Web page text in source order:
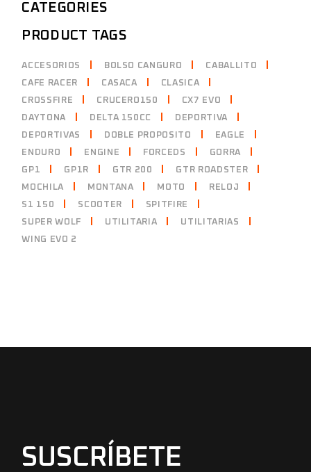
CATEGORIES
PRODUCT TAGS
ACCESORIOS BOLSO CANGURO
CABALLITO
CAFE RACER
CASACA
CLASICA
CROSSFIRE
CRUCERO150
CX7 EVO
DAYTONA
DELTA 150CC
DEPORTIVA
DEPORTIVAS
DOBLE PROPOSITO
EAGLE
ENDURO
ENGINE FORCEDS
GORRA
GP1
GP1R GTR 200
GTR ROADSTER
MOCHILA
MONTANA MOTO
RELOJ
S1 150
SCOOTER
SPITFIRE
SUPER WOLF
UTILITARIA
UTILITARIAS
WING EVO 2
SUSCRÍBETE